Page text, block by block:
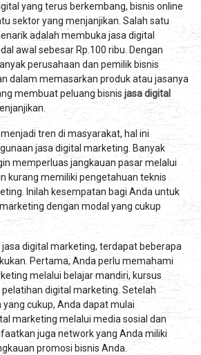
yang terus berkembang, bisnis online
sektor yang menjanjikan. Salah satu
adalah membuka jasa digital
awal sebesar Rp.100 ribu. Dengan
perusahaan dan pemilik bisnis
dalam memasarkan produk atau jasanya
membuat peluang bisnis jasa digital
tren di masyarakat, hal ini
jasa digital marketing. Banyak
memperluas jangkauan pasar melalui
kurang memiliki pengetahuan teknis
Inilah kesempatan bagi Anda untuk
dengan modal yang cukup
digital marketing, terdapat beberapa
Pertama, Anda perlu memahami
melalui belajar mandiri, kursus
digital marketing. Setelah
cukup, Anda dapat mulai
marketing melalui media sosial dan
juga network yang Anda miliki
promosi bisnis Anda.